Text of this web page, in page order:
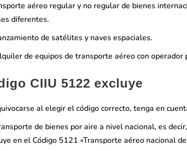
aéreo regular y no regular de bienes
diferentes.
de satélites y naves espaciales.
de equipos de transporte aéreo con operador
CIIU 5122 excluye
al elegir el código correcto, tenga en
de bienes por aire a nivel nacional, es
en el Código 5121 «Transporte aéreo nacional de